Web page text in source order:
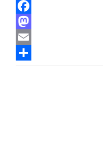
Facebook
Mastodon
Email